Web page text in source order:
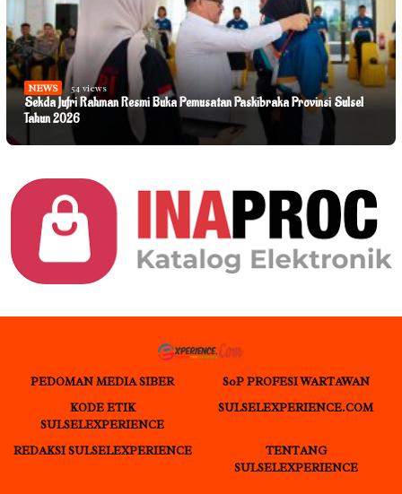
NEWS 54 views
Sekda Jufri Rahman Resmi Buka Pemusatan Paskibraka Provinsi Sulsel
Tahun 2026
PEDOMAN MEDIA SIBER
S0P PROFESI WARTAWAN
KODE ETIK
SULSELEXPERIENCE
SULSELEXPERIENCE.COM
REDAKSI SULSELEXPERIENCE
TENTANG
SULSELEXPERIENCE